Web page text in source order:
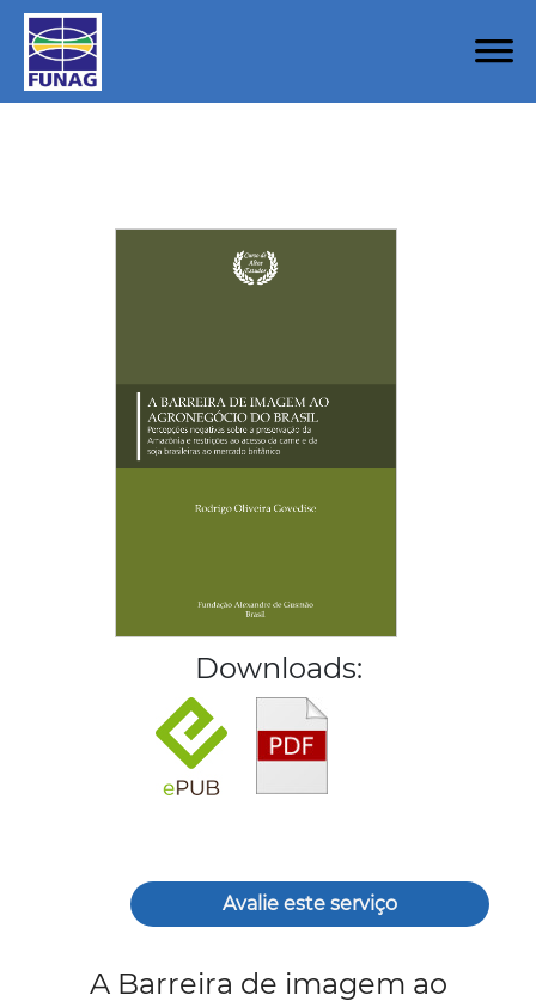
Downloads:
Avalie este serviço
A Barreira de imagem ao